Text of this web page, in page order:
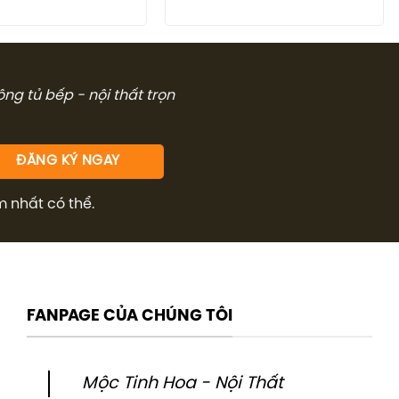
tủ bếp - nội thất trọn
nhất có thể.
FANPAGE CỦA CHÚNG TÔI
Mộc Tinh Hoa - Nội Thất